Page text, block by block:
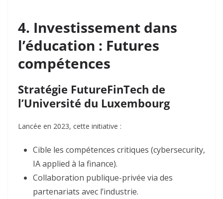
4. Investissement dans
l’éducation : Futures
compétences
Stratégie FutureFinTech de
l’Université du Luxembourg
Lancée en 2023, cette initiative :
Cible les compétences critiques (cybersecurity,
IA applied à la finance).
Collaboration publique-privée via des
partenariats avec l’industrie.